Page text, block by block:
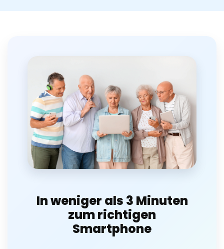
In weniger als 3 Minuten
zum richtigen
Smartphone